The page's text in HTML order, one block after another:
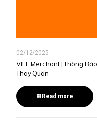
02/12/2025
VILL Merchant | Thông
Thay Quán
Read more